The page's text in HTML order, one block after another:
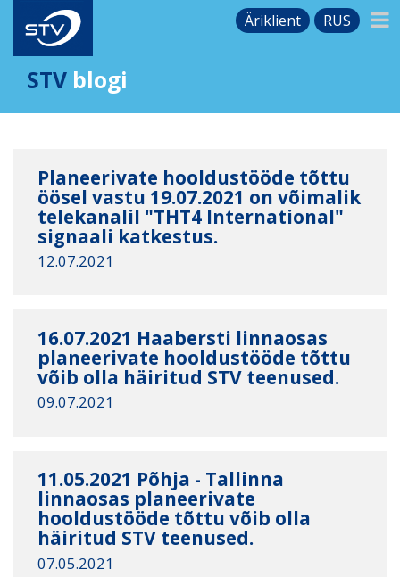
Äriklient RUS
STV blogi
Planeerivate hooldustööde tõttu
öösel vastu 19.07.2021 on võimalik
telekanalil "THT4 International"
signaali katkestus.
12.07.2021
16.07.2021 Haabersti linnaosas
planeerivate hooldustööde tõttu
võib olla häiritud STV teenused.
09.07.2021
11.05.2021 Põhja - Tallinna
linnaosas planeerivate
hooldustööde tõttu võib olla
häiritud STV teenused.
07.05.2021